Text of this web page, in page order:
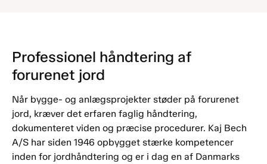
Professionel håndtering af
forurenet jord
Når bygge- og anlægsprojekter støder på forurenet
jord, kræver det erfaren faglig håndtering,
dokumenteret viden og præcise procedurer. Kaj Bech
A/S har siden 1946 opbygget stærke kompetencer
inden for jordhåndtering og er i dag en af Danmarks